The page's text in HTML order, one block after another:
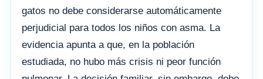
gatos no debe considerarse automáticamente
perjudicial para todos los niños con asma. La
evidencia apunta a que, en la población
estudiada, no hubo más crisis ni peor función